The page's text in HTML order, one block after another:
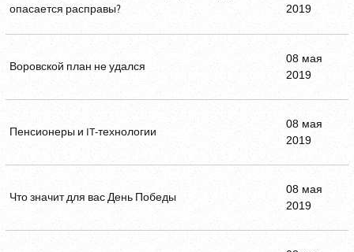
опасается расправы?
2019
Воровской план не удался
08 мая
2019
Пенсионеры и IT-технологии
08 мая
2019
Что значит для вас День Победы
08 мая
2019